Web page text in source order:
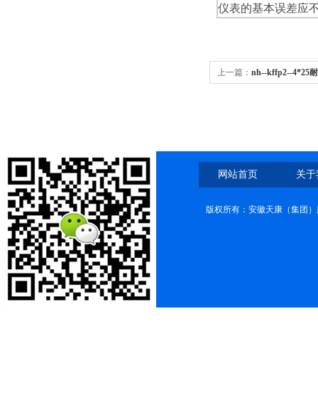
仪表的基本误差应
上一篇： nh--kffp2--4*25
网站首页 关
版权所有：安徽天康（集团